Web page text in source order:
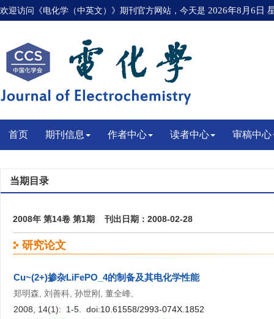
欢迎访问《电化学（中英文）》期刊官方网站，今天是 2026年8月6日
首页 期刊信息 作者中心 读者中心 审稿中心
当期目录
2008年 第14卷 第1期 刊出日期：2008-02-28
研究论文
Cu~(2+)掺杂LiFePO_4的制备及其电化学性能
郑明森, 刘善科, 孙世刚, 董全峰,
2008, 14(1): 1-5. doi:10.61558/2993-074X.1852